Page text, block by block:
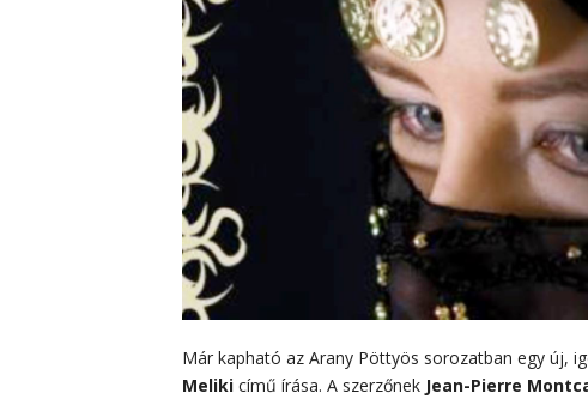
Már kapható az Arany Pöttyös sorozatban egy új,
Meliki című írása. A szerzőnek Jean-Pierre